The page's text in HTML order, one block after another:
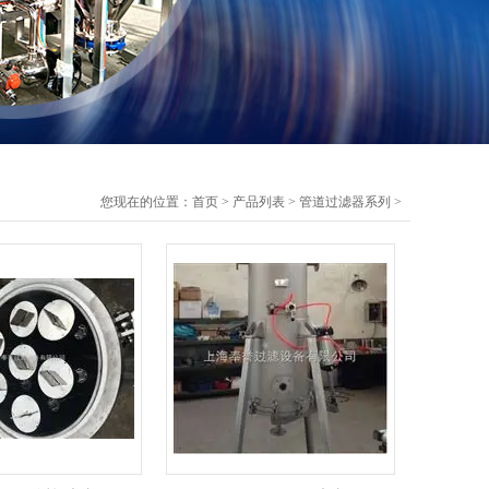
您现在的位置： 首页 > 产品列表 > 管道过滤器系列 >